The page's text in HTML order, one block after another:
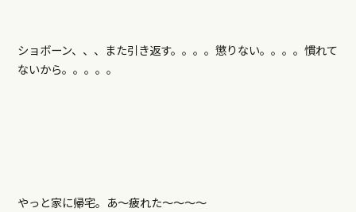
ショボーン、、、また引き返す。。。。懲りない。。。。慣れて
ないから。。。。。
やっと家に帰宅。あ～疲れた～～～～